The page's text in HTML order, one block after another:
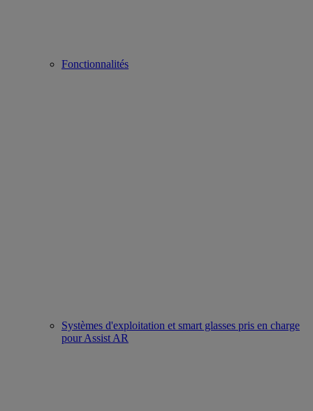
Fonctionnalités
Systèmes d'exploitation et smart glasses pris en charge
pour Assist AR